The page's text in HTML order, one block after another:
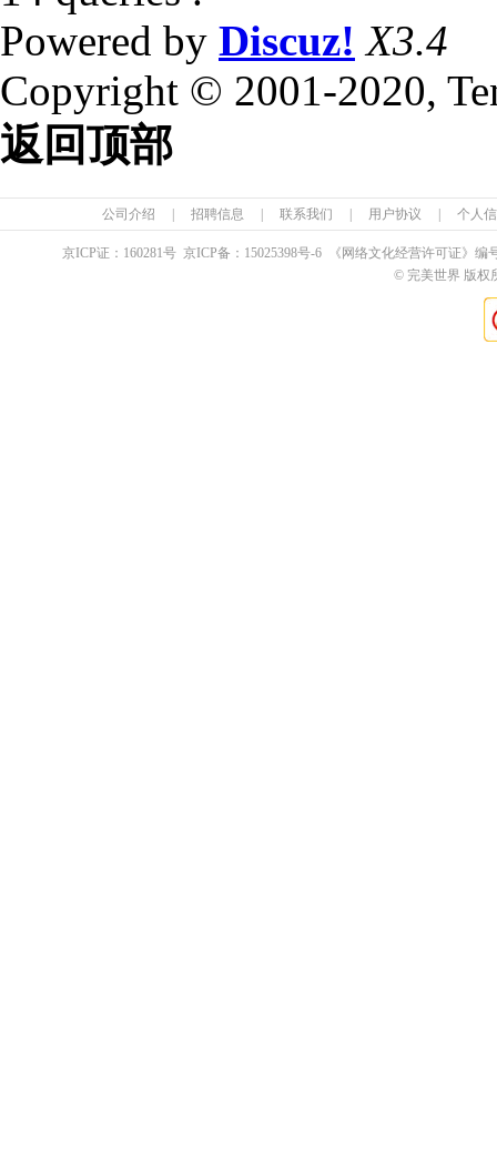
Powered by Discuz! X3.4
Copyright © 2001-2020,
返回顶部
公司介绍 招聘信息 联系我们 用户协议 个人
京ICP证： 160281号 京ICP备： 15025398号-6 《网络文化经营许可证》编
© 完美世界 版权